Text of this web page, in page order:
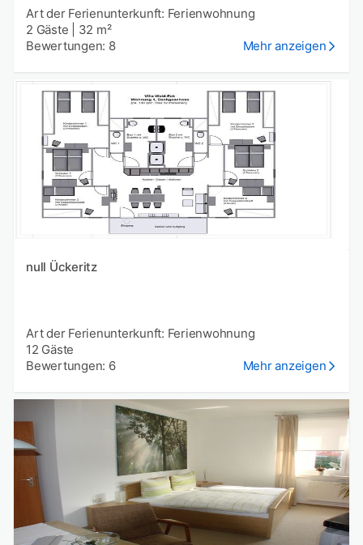
Art der Ferienunterkunft: Ferienwohnung
2 Gäste
32 m²
Bewertungen: 8
Mehr anzeigen
null Ückeritz
Art der Ferienunterkunft: Ferienwohnung
12 Gäste
Bewertungen: 6
Mehr anzeigen